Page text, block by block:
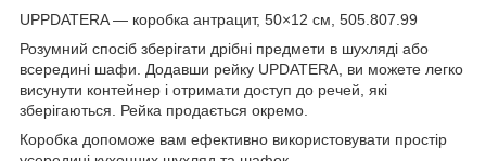
UPPDATERA — коробка антрацит, 50×12 см, 505.807.99
Розумний спосіб зберігати дрібні предмети в шухляді або
всередині шафи. Додавши рейку UPDATERA, ви можете легко
висунути контейнер і отримати доступ до речей, які
зберігаються. Рейка продається окремо.
Коробка допоможе вам ефективно використовувати простір